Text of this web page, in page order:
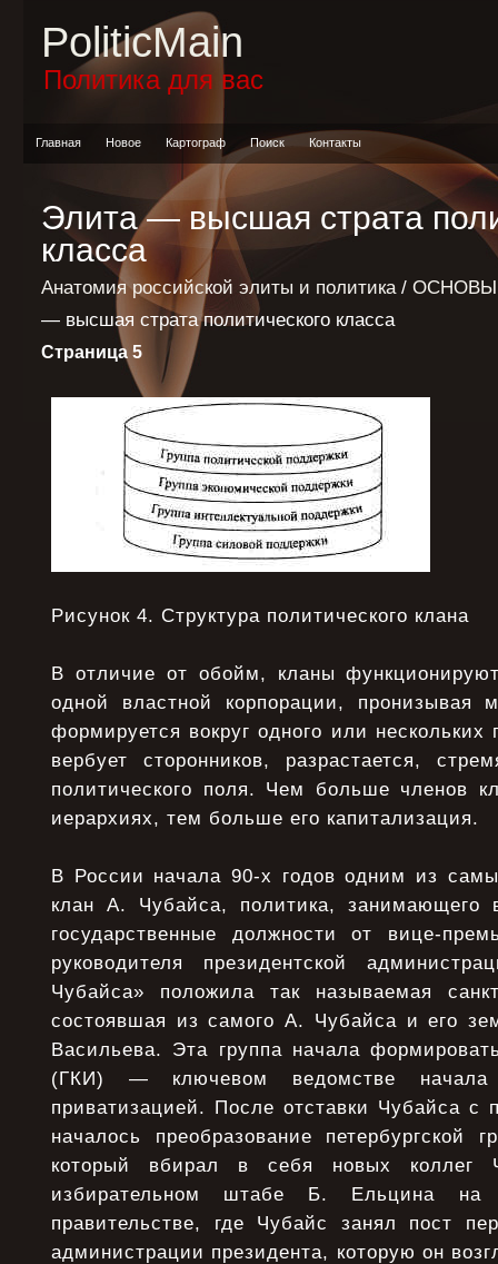
PoliticMain
Политика для вас
Главная Новое Картограф Поиск Контакты
Элита — высшая страта
класса
Анатомия российской элиты и политика/ ОСНОВЫ
— высшая страта политического класса
Страница 5
Рисунок 4. Структура политического клана
В отличие от обойм, кланы
одной властной корпорации, пронизывая
формируется вокруг одного или нескольких
вербует сторонников, разрастается,
политического поля. Чем больше членов
иерархиях, тем больше его капитализация.
В России начала 90-х годов одним из
клан А. Чубайса, политика,
государственные должности от вице-
руководителя президентской
Чубайса» положила так называемая
состоявшая из самого А. Чубайса и его
Васильева. Эта группа начала
(ГКИ) — ключевом ведомстве
приватизацией. После отставки Чубайса с
началось преобразование петербургской
который вбирал в себя новых коллег
избирательном штабе Б. Ельцина
правительстве, где Чубайс занял пост
администрации президента, которую он